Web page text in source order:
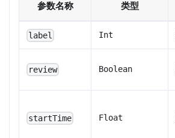
参数名称 类型
label Int
review Boolean
startTime Float